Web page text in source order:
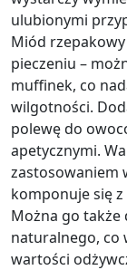
ulubionymi
Miód
pieczeniu –
muffinek, co
wilgotności.
polewę do
apetycznymi.
zastosowaniem
komponuje się
Można go
naturalnego, co
wartości